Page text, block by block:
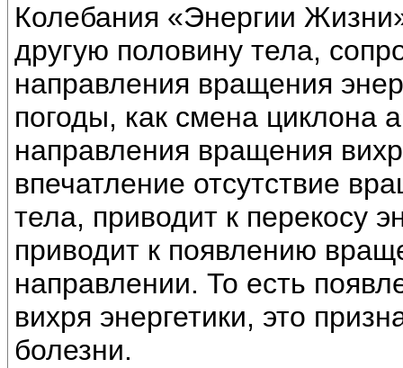
Колебания «Энергии
другую половину тела,
направления вращения
погоды, как смена циклона
направления вращения
впечатление отсутствие
тела, приводит к перекосу
приводит к появлению
направлении. То есть
вихря энергетики, это
болезни.